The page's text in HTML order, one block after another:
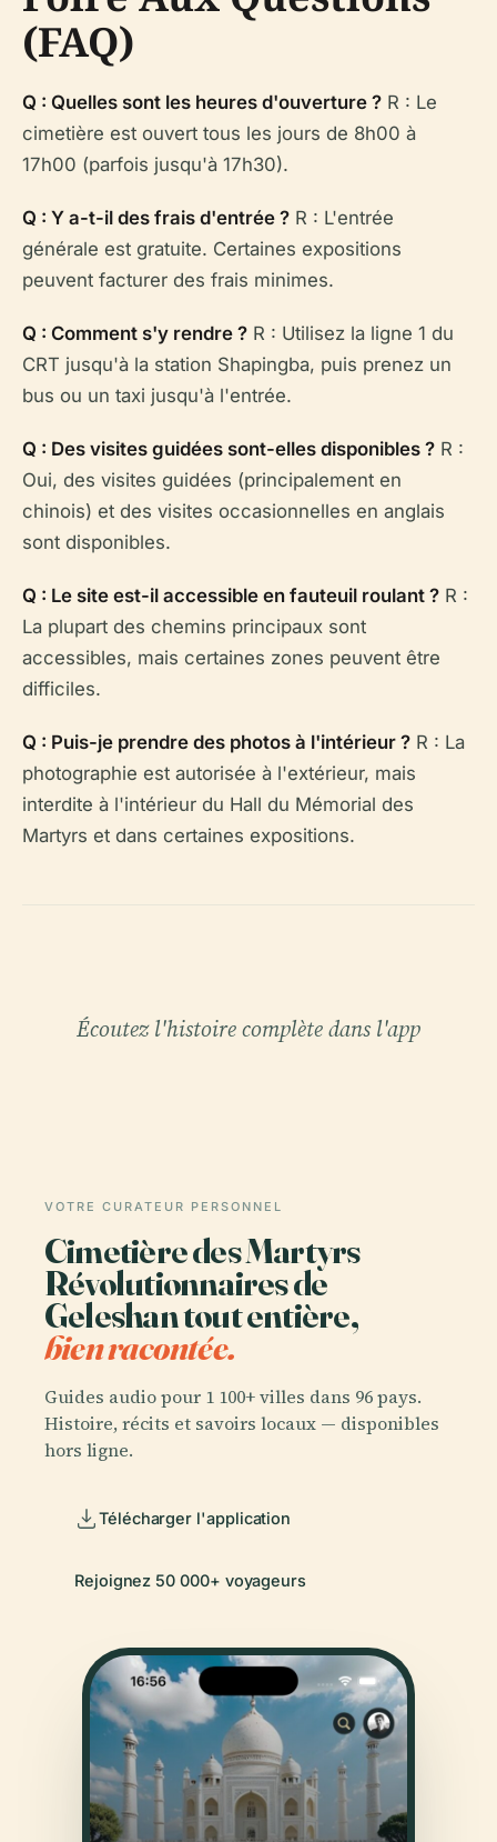
(FAQ)
Q : Quelles sont les heures d'ouverture ? R : Le
cimetière est ouvert tous les jours de 8h00 à
17h00 (parfois jusqu'à 17h30).
Q : Y a-t-il des frais d'entrée ? R : L'entrée
générale est gratuite. Certaines expositions
peuvent facturer des frais minimes.
Q : Comment s'y rendre ? R : Utilisez la ligne 1 du
CRT jusqu'à la station Shapingba, puis prenez un
bus ou un taxi jusqu'à l'entrée.
Q : Des visites guidées sont-elles disponibles ? R :
Oui, des visites guidées (principalement en
chinois) et des visites occasionnelles en anglais
sont disponibles.
Q : Le site est-il accessible en fauteuil roulant ? R :
La plupart des chemins principaux sont
accessibles, mais certaines zones peuvent être
difficiles.
Q : Puis-je prendre des photos à l'intérieur ? R : La
photographie est autorisée à l'extérieur, mais
interdite à l'intérieur du Hall du Mémorial des
Martyrs et dans certaines expositions.
Écoutez l'histoire complète dans l'app
VOTRE CURATEUR PERSONNEL
Cimetière des Martyrs
Révolutionnaires de
Geleshan tout entière,
bien racontée.
Guides audio pour 1 100+ villes dans 96 pays.
Histoire, récits et savoirs locaux — disponibles
hors ligne.
Télécharger l'application
Rejoignez 50 000+ voyageurs